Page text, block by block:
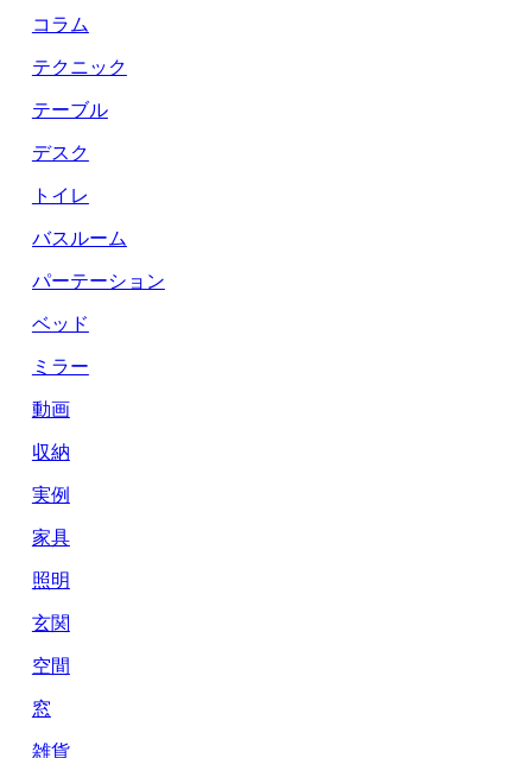
コラム
テクニック
テーブル
デスク
トイレ
バスルーム
パーテーション
ベッド
ミラー
動画
収納
実例
家具
照明
玄関
空間
窓
雑貨